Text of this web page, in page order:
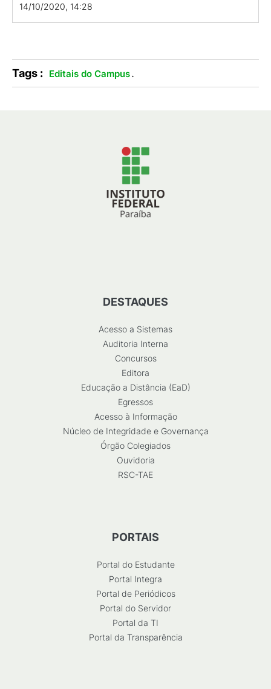
14/10/2020, 14:28
Tags : Editais do Campus.
DESTAQUES
Acesso a Sistemas
Auditoria Interna
Concursos
Editora
Educação a Distância (EaD)
Egressos
Acesso à Informação
Núcleo de Integridade e Governança
Órgão Colegiados
Ouvidoria
RSC-TAE
PORTAIS
Portal do Estudante
Portal Integra
Portal de Periódicos
Portal do Servidor
Portal da TI
Portal da Transparência